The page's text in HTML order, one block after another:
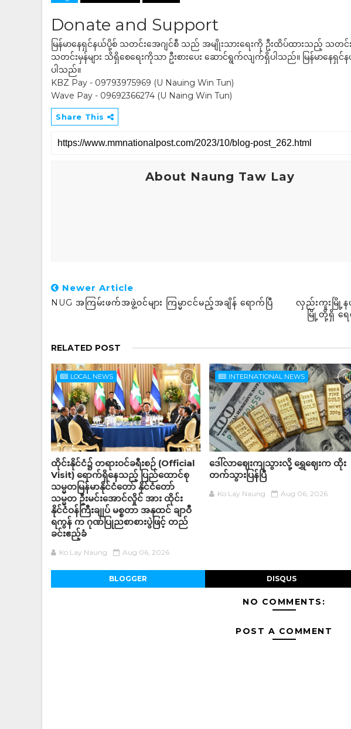
Donate and Support
မြန်မာနေရှင်နယ်ပို့စ် သတင်းအေဂျင်စီ သည် အမျိုးသားရေးကို ဦးထိပ်ထားသည့် သတင်း
သတင်းမှန်များ သိရှိစေရေးကိုသာ ဦးစားပေး ဆောင်ရွက်လျက်ရှိပါသည်။ မြန်မာနေ
ပါသည်။
KBZ Pay - 09793975969 (U Nauing Win Tun)
Wave Pay - 09692366274 (U Naing Win Tun)
Share This
About Naung Taw Lay
Newer Article
NUG အကြမ်းဖက်အဖွဲ့ဝင်များ ကြမ္မာငင်မည့်အချိန် ရောက်ပြီ
လှည်းကူးမြို့န
မြို့တို့ရှိ ရ
RELATED POST
LOCAL NEWS
ထိုင်းနိုင်ငံ၌ တရားဝင်ခရီးစဉ် (Official
Visit) ရောက်ရှိနေသည့် ပြည်ထောင်စု
သမ္မတမြန်မာနိုင်ငံတော် နိုင်ငံတော်
သမ္မတ ဦးမင်းအောင်လှိုင် အား ထိုင်း
နိုင်ငံဝန်ကြီးချုပ် မစ္စတာ အနုထင် ချာဝီ
ရကွန် က ဂုဏ်ပြုညစာစားပွဲဖြင့် တည်
ခင်းဧည့်ခံ
Ko Lay Naung Aug 06, 2026
INTERNATIONAL NEWS
ဒေါ်လာဈေးကျသွားလို့ ရွှေဈေးက ထိုး
တက်သွားပြန်ပြီ
Ko Lay Naung Aug 06, 2026
BLOGGER DISQUS
NO COMMENTS:
POST A COMMENT